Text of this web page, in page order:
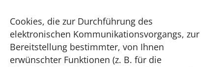
Cookies, die zur Durchführung des
elektronischen Kommunikationsvorgangs, zur
Bereitstellung bestimmter, von Ihnen
erwünschter Funktionen (z. B. für die